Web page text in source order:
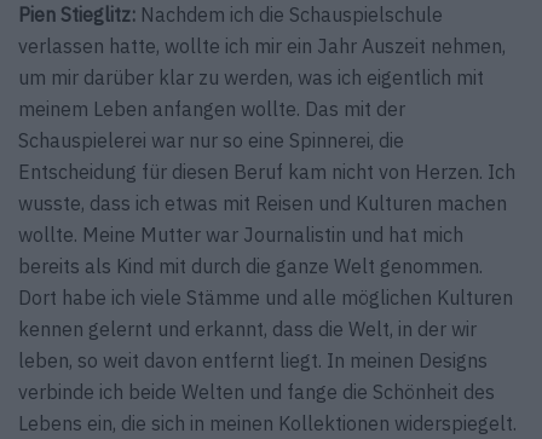
Pien Stieglitz: Nachdem ich die Schauspielschule
verlassen hatte, wollte ich mir ein Jahr Auszeit nehmen,
um mir darüber klar zu werden, was ich eigentlich mit
meinem Leben anfangen wollte. Das mit der
Schauspielerei war nur so eine Spinnerei, die
Entscheidung für diesen Beruf kam nicht von Herzen. Ich
wusste, dass ich etwas mit Reisen und Kulturen machen
wollte. Meine Mutter war Journalistin und hat mich
bereits als Kind mit durch die ganze Welt genommen.
Dort habe ich viele Stämme und alle möglichen Kulturen
kennen gelernt und erkannt, dass die Welt, in der wir
leben, so weit davon entfernt liegt. In meinen Designs
verbinde ich beide Welten und fange die Schönheit des
Lebens ein, die sich in meinen Kollektionen widerspiegelt.